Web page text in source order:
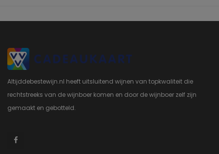
Altijddebestewijn.nl heeft uitsluitend wijnen van topkwaliteit die
rechtstreeks van de wijnboer komen en door de wijnboer zelf zijn
gemaakt en gebotteld.